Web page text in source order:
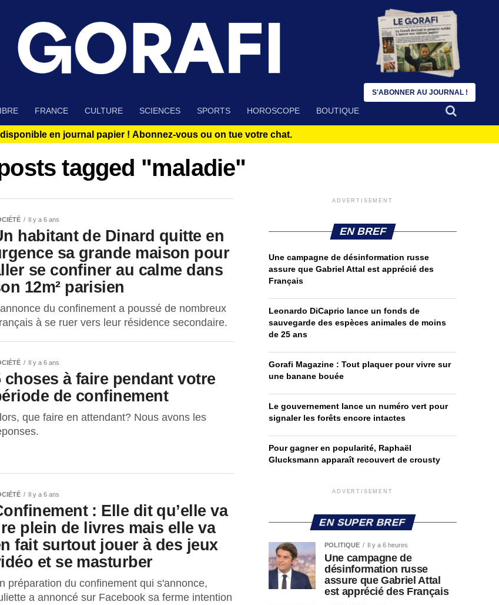
FRANCE CULTURE SCIENCES SPORTS HOROSCOPE BOUTIQUE
en journal papier ! Abonnez-vous ou on tue votre chat.
tagged "maladie"
Il y a 6 ans
habitant de Dinard quitte en
sa grande maison pour
se confiner au calme dans
12m² parisien
du confinement a poussé de nombreux
à se ruer vers leur résidence secondaire.
Il y a 6 ans
choses à faire pendant votre
de confinement
que faire en attendant? Nous avons les
Il y a 6 ans
: Elle dit qu’elle va
plein de livres mais elle va
fait surtout jouer à des jeux
et se masturber
préparation du confinement qui s'annonce,
a annoncé sur Facebook sa ferme intention
ADVERTISEMENT
EN BREF
Une campagne de désinformation russe
assure que Gabriel Attal est apprécié des
Français
Leonardo DiCaprio lance un fonds de
sauvegarde des espèces animales de moins
de 25 ans
Gorafi Magazine : Tout plaquer pour vivre sur
une banane bouée
Le gouvernement lance un numéro vert pour
signaler les forêts encore intactes
Pour gagner en popularité, Raphaël
Glucksmann apparaît recouvert de crousty
ADVERTISEMENT
EN SUPER BREF
POLITIQUE Il y a 6 heures
Une campagne de
désinformation russe
assure que Gabriel Attal
est apprécié des Français
S'ABONNER AU JOURNAL !